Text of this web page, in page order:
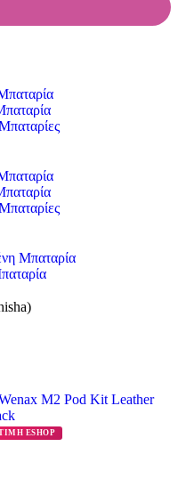
Μπαταρία
M2 Pod Kit Leather
ESHOP